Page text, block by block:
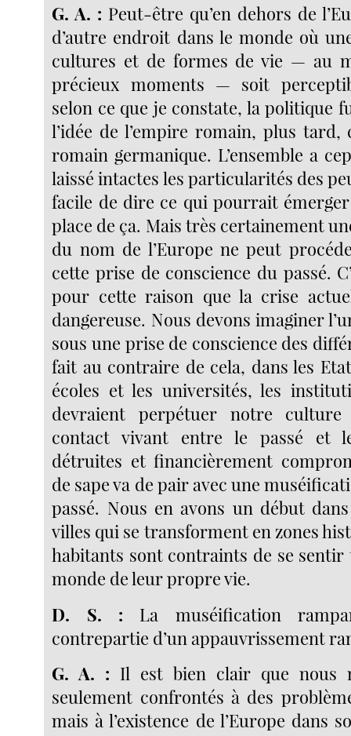
G. A. : Peut-être qu’en dehors de
d’autre endroit dans le monde où
cultures et de formes de vie — au
précieux moments — soit
selon ce que je constate, la politique
l’idée de l’empire romain, plus tard,
romain germanique. L’ensemble a
laissé intactes les particularités des
facile de dire ce qui pourrait
place de ça. Mais très certainement
du nom de l’Europe ne peut
cette prise de conscience du passé.
pour cette raison que la crise
dangereuse. Nous devons imaginer
sous une prise de conscience des
fait au contraire de cela, dans les
écoles et les universités, les
devraient perpétuer notre
contact vivant entre le passé et
détruites et financièrement
de sape va de pair avec une
passé. Nous en avons un début
villes qui se transforment en zones
habitants sont contraints de se sentir
monde de leur propre vie.
D. S. : La muséification
contrepartie d’un appauvrissement
G. A. : Il est bien clair que nous
seulement confrontés à des
mais à l’existence de l’Europe dans